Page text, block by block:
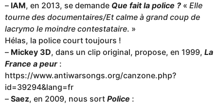
– IAM, en 2013, se demande Que fait la police ? « Elle
tourne des documentaires/Et calme à grand coup de
lacrymo le moindre contestataire. »
Hélas, la police court toujours !
– Mickey 3D, dans un clip original, propose, en 1999, La
France a peur :
https://www.antiwarsongs.org/canzone.php?
id=39294&lang=fr
– Saez, en 2009, nous sort Police :